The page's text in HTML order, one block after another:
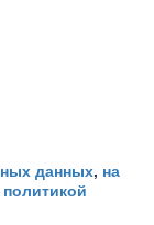
данных, на
политикой